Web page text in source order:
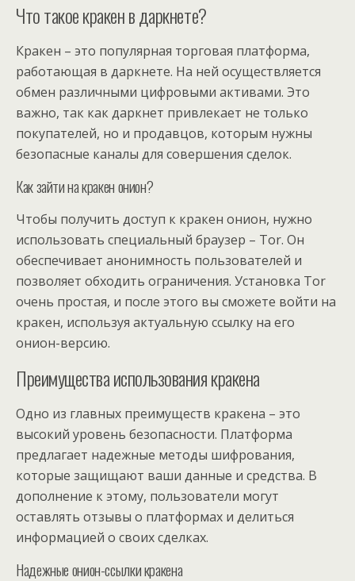
Что такое кракен в даркнете?
Кракен – это популярная торговая платформа,
работающая в даркнете. На ней осуществляется
обмен различными цифровыми активами. Это
важно, так как даркнет привлекает не только
покупателей, но и продавцов, которым нужны
безопасные каналы для совершения сделок.
Как зайти на кракен онион?
Чтобы получить доступ к кракен онион, нужно
использовать специальный браузер – Tor. Он
обеспечивает анонимность пользователей и
позволяет обходить ограничения. Установка Tor
очень простая, и после этого вы сможете войти на
кракен, используя актуальную ссылку на его
онион-версию.
Преимущества использования кракена
Одно из главных преимуществ кракена – это
высокий уровень безопасности. Платформа
предлагает надежные методы шифрования,
которые защищают ваши данные и средства. В
дополнение к этому, пользователи могут
оставлять отзывы о платформах и делиться
информацией о своих сделках.
Надежные онион-ссылки кракена